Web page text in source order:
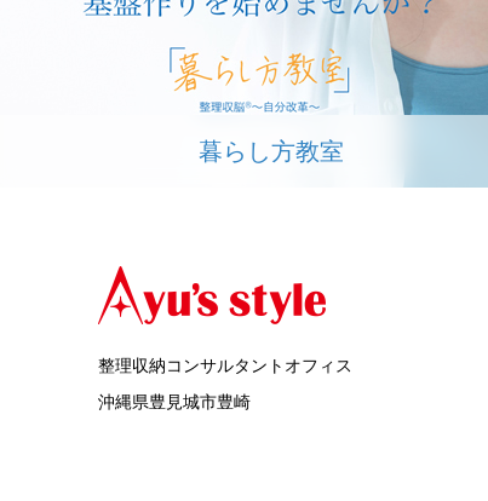
暮らし方教室
整理収納コンサルタントオフィス
沖縄県豊見城市豊崎